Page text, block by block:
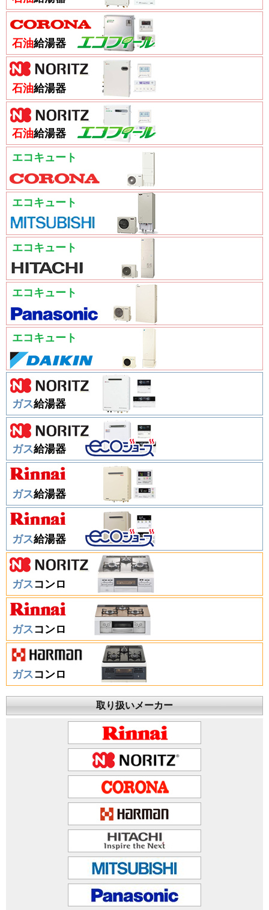
石油給湯器
石油給湯器
石油給湯器
エコキュート
エコキュート
エコキュート
エコキュート
エコキュート
ガス給湯器
ガス給湯器
ガス給湯器
ガス給湯器
ガスコンロ
ガスコンロ
ガスコンロ
取り扱いメーカー